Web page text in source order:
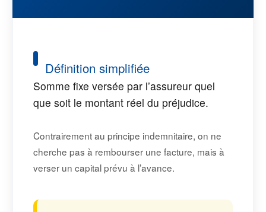
Définition simplifiée
Somme fixe versée par l’assureur quel
que soit le montant réel du préjudice.
Contrairement au principe indemnitaire, on ne
cherche pas à rembourser une facture, mais à
verser un capital prévu à l’avance.